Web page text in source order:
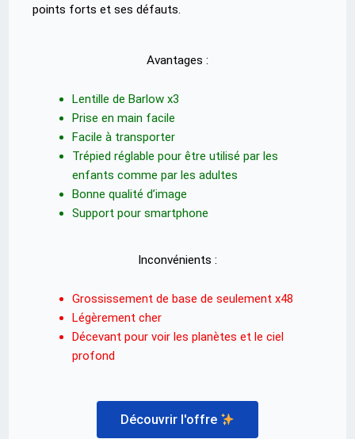
points forts et ses défauts.
Avantages :
Lentille de Barlow x3
Prise en main facile
Facile à transporter
Trépied réglable pour être utilisé par les
enfants comme par les adultes
Bonne qualité d’image
Support pour smartphone
Inconvénients :
Grossissement de base de seulement x48
Légèrement cher
Décevant pour voir les planètes et le ciel
profond
Découvrir l'offre